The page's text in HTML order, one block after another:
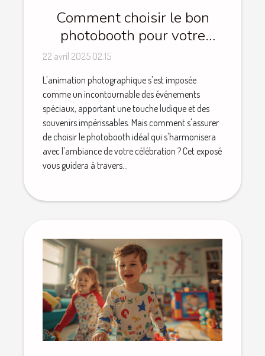
Comment choisir le bon
photobooth pour votre
événement spécial
22 avril 2025 02:15
L'animation photographique s'est imposée
comme un incontournable des événements
spéciaux, apportant une touche ludique et des
souvenirs impérissables. Mais comment s'assurer
de choisir le photobooth idéal qui s'harmonisera
avec l'ambiance de votre célébration ? Cet exposé
vous guidera à travers...